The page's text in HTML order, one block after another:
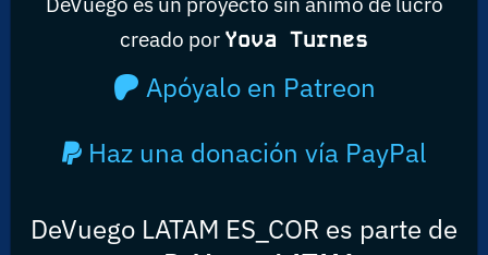
creado por Yova Turnes
Apóyalo en Patreon
Haz una donación vía PayPal
DeVuego LATAM ES_COR es parte de